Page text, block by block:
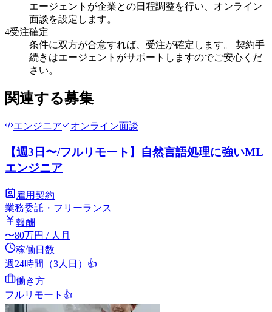
エージェントが企業との日程調整を行い、オンライン
面談を設定します。
4受注確定
条件に双方が合意すれば、受注が確定します。 契約手
続きはエージェントがサポートしますのでご安心くだ
さい。
関連する募集
エンジニア オンライン面談
【週3日〜/フルリモート】自然言語処理に強いML
エンジニア
雇用契約
業務委託・フリーランス
報酬
〜80万円 / 人月
稼働日数
週24時間（3人日） 👍
働き方
フルリモート 👍